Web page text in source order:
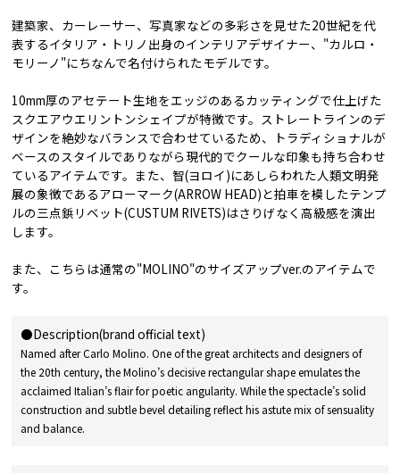
建築家、カーレーサー、写真家などの多彩さを見せた20世紀を代
表するイタリア・トリノ出身のインテリアデザイナー、"カルロ・
モリーノ"にちなんで名付けられたモデルです。
10mm厚のアセテート生地をエッジのあるカッティングで仕上げた
スクエアウエリントンシェイプが特徴です。ストレートラインのデ
ザインを絶妙なバランスで合わせているため、トラディショナルが
ベースのスタイルでありながら現代的でクールな印象も持ち合わせ
ているアイテムです。また、智(ヨロイ)にあしらわれた人類文明発
展の象徴であるアローマーク(ARROW HEAD)と拍車を模したテンプ
ルの三点鋲リベット(CUSTUM RIVETS)はさりげなく高級感を演出
します。
また、こちらは通常の"MOLINO"のサイズアップver.のアイテムで
す。
●Description(brand official text)
Named after Carlo Molino. One of the great architects and designers of
the 20th century, the Molino’s decisive rectangular shape emulates the
acclaimed Italian’s flair for poetic angularity. While the spectacle’s solid
construction and subtle bevel detailing reflect his astute mix of sensuality
and balance.